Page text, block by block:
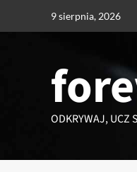
9 sierpnia, 2026
ODKRYWAJ, UCZ